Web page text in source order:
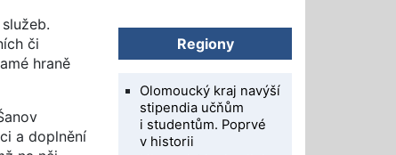
či
hraně
a doplnění
Regiony
Olomoucký kraj navýší
stipendia učňům
i studentům. Poprvé
v historii